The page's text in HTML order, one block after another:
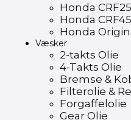
Honda
Honda
Honda
Væsker
2-takts Olie
4-Takts Olie
Bremse &
Filterolie &
Forgaffelolie
Gear Olie